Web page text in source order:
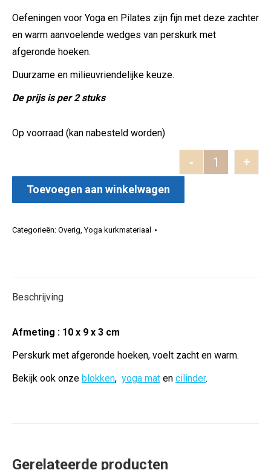
€8.00.€5.50.
Oefeningen voor Yoga en Pilates zijn fijn met deze zachter
en warm aanvoelende wedges van perskurk met
afgeronde hoeken.
Duurzame en milieuvriendelijke keuze.
De prijs is per 2 stuks
Op voorraad (kan nabesteld worden)
- +
Toevoegen aan winkelwagen
Categorieën: Overig,Yoga kurkmateriaal
Beschrijving
Afmeting : 10 x 9 x 3 cm
Perskurk met afgeronde hoeken, voelt zacht en warm.
Bekijk ook onze blokken, yoga mat en cilinder.
Gerelateerde producten